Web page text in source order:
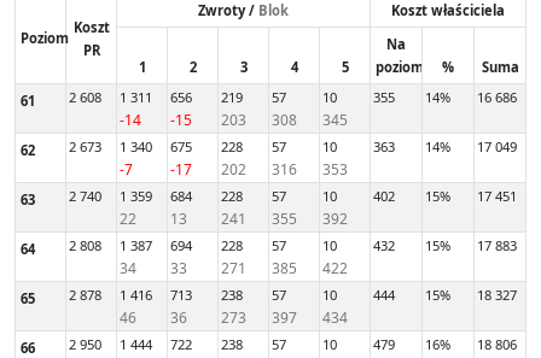
Poziom
Koszt
PR
Zwroty / Blok Koszt właściciela
1 2 3 4 5
Na
poziom
%
Suma
61
2 608 1 311
-14
656
-15
219
203
57
308
10
345
355 14% 16 686
62 2 673 1 340
-7
675
-17
228
202
57
316
10
353
363 14% 17 049
63 2 740 1 359
22
684
13
228
241
57
355
10
392
402 15% 17 451
64 2 808 1 387
34
694
33
228
271
57
385
10
422
432 15% 17 883
65 2 878 1 416
46
713
36
238
273
57
397
10
434
444 15% 18 327
66 2 950 1 444 722 238 57 10 479 16% 18 806